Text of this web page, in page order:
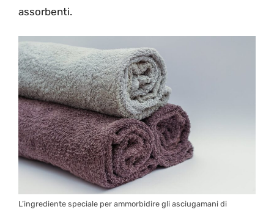
assorbenti.
L’ingrediente speciale per ammorbidire gli asciugamani di